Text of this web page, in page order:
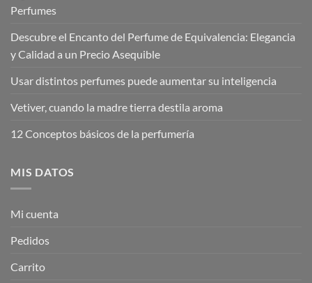
Perfumes
Descubre el Encanto del Perfume de Equivalencia: Elegancia
y Calidad a un Precio Asequible
Usar distintos perfumes puede aumentar su inteligencia
Vetiver, cuando la madre tierra destila aroma
12 Conceptos básicos de la perfumería
MIS DATOS
Mi cuenta
Pedidos
Carrito